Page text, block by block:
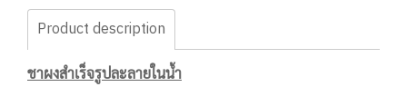
Product description
ชาผงสำเร็จรูปละลายในน้ำ